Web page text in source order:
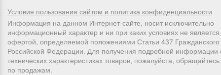
Условия пользования сайтом и политика конфиденциальности
Информация на данном Интернет-сайте, носит исключительно
информационный характер и ни при каких условиях не
офертой, определяемой положениями Статьи 437 Гражданского
Российской Федерации. Для получения подробной информации
технических характеристиках товаров, пожалуйста,
по продажам.